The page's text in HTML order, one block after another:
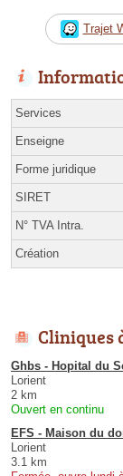
Trajet
Services
Enseigne
Forme juridique
SIRET
N° TVA Intra.
Création
Cliniques
Ghbs - Hopital du
Lorient
2 km
Ouvert en continu
EFS - Maison du
Lorient
3.1 km